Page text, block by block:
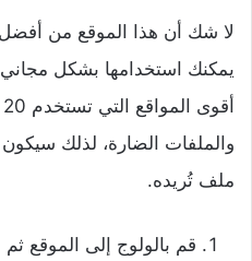
لا شك أن هذا الموقع من
يمكنك استخدامها بشكل مجاني
والملفات الضارة، لذلك
ملف تُريده.